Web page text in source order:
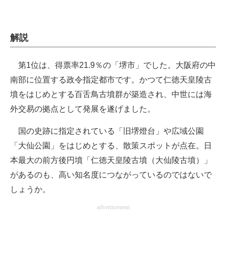
エネルギーの専門メディア
ちょっと気になるネットの話題
解説
第1位は、得票率21.9％の「堺市」でした。大阪府の中
南部に位置する政令指定都市です。かつて仁徳天皇陵古
墳をはじめとする百舌鳥古墳群が築造され、中世には海
外交易の拠点として発展を遂げました。
国の史跡に指定されている「旧堺燈台」や広域公園
「大仙公園」をはじめとする、散策スポットが点在。日
本最大の前方後円墳「仁徳天皇陵古墳（大仙陵古墳）」
があるのも、高い知名度につながっているのではないで
しょうか。
advertisement